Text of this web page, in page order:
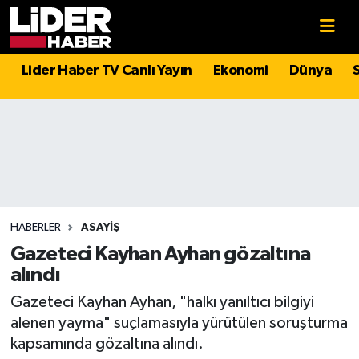
Lider Haber TV Canlı Yayın Ekonomi Dünya
HABERLER ASAYIŞ
Gazeteci Kayhan Ayhan gözaltına
alındı
Gazeteci Kayhan Ayhan, "halkı yanıltıcı bilgiyi
alenen yayma" suçlamasıyla yürütülen soruşturma
kapsamında gözaltına alındı.
Politika
Magazin
Spor
Sağlık
Teknoloji
Hava Durumu
Süper Lig Puan Durumu ve Fikstür
Tüm Manşetler
Son Dakika Haberleri
Haber Arşivi